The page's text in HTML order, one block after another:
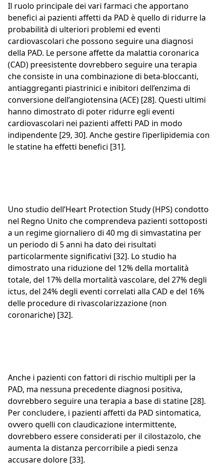
Il ruolo principale dei vari farmaci che apportano
benefici ai pazienti affetti da PAD è quello di ridurre la
probabilità di ulteriori problemi ed eventi
cardiovascolari che possono seguire una diagnosi
della PAD. Le persone affette da malattia coronarica
(CAD) preesistente dovrebbero seguire una terapia
che consiste in una combinazione di beta-bloccanti,
antiaggreganti piastrinici e inibitori dell’enzima di
conversione dell’angiotensina (ACE) [28]. Questi ultimi
hanno dimostrato di poter ridurre egli eventi
cardiovascolari nei pazienti affetti PAD in modo
indipendente [29, 30]. Anche gestire l’iperlipidemia con
le statine ha effetti benefici [31].
Uno studio dell’Heart Protection Study (HPS) condotto
nel Regno Unito che comprendeva pazienti sottoposti
a un regime giornaliero di 40 mg di simvastatina per
un periodo di 5 anni ha dato dei risultati
particolarmente significativi [32]. Lo studio ha
dimostrato una riduzione del 12% della mortalità
totale, del 17% della mortalità vascolare, del 27% degli
ictus, del 24% degli eventi correlati alla CAD e del 16%
delle procedure di rivascolarizzazione (non
coronariche) [32].
Anche i pazienti con fattori di rischio multipli per la
PAD, ma nessuna precedente diagnosi positiva,
dovrebbero seguire una terapia a base di statine [28].
Per concludere, i pazienti affetti da PAD sintomatica,
ovvero quelli con claudicazione intermittente,
dovrebbero essere considerati per il cilostazolo, che
aumenta la distanza percorribile a piedi senza
accusare dolore [33].